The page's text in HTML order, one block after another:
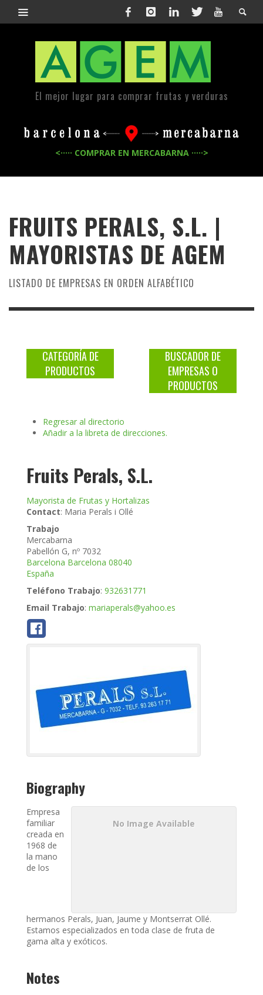
El mejor lugar para comprar frutas y verduras
<····· COMPRAR EN MERCABARNA ·····>
FRUITS PERALS, S.L. |
MAYORISTAS DE AGEM
LISTADO DE EMPRESAS EN ORDEN ALFABÉTICO
CATEGORÍA DE
PRODUCTOS
BUSCADOR DE
EMPRESAS O
PRODUCTOS
Regresar al directorio
Añadir a la libreta de direcciones.
Fruits Perals, S.L.
Mayorista de Frutas y Hortalizas
Contact: Maria Perals i Ollé
Trabajo
Mercabarna
Pabellón G, nº 7032
Barcelona Barcelona 08040
España
Teléfono Trabajo: 932631771
Email Trabajo: mariaperals@yahoo.es
Biography
No Image Available
Empresa
familiar
creada en
1968 de
la mano
de los
hermanos Perals, Juan, Jaume y Montserrat Ollé.
Estamos especializados en toda clase de fruta de
gama alta y exóticos.
Notes